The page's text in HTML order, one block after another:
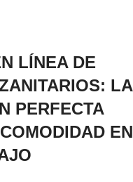
LÍNEA DE
LA
PERFECTA
EN